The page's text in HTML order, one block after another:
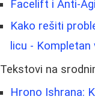
Facelift i Anti-
Kako rešiti
licu - Kompletan
Tekstovi na
Hrono Ishrana: